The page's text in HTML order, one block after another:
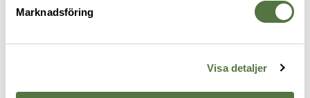
Marknadsföring
Visa detaljer